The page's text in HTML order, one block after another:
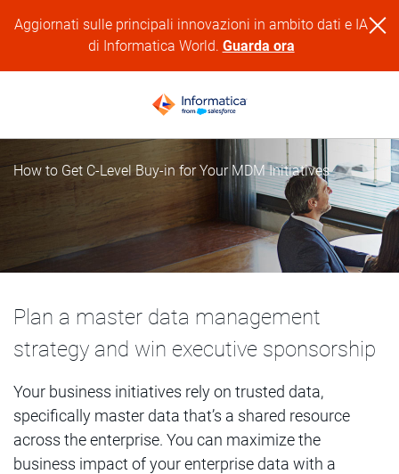
Aggiornati sulle principali innovazioni in ambito dati e IA
di Informatica World. Guarda ora
How to Get C-Level Buy-in for Your MDM Initiatives
Plan a master data management
strategy and win executive sponsorship
Your business initiatives rely on trusted data,
specifically master data that’s a shared resource
across the enterprise. You can maximize the
business impact of your enterprise data with a